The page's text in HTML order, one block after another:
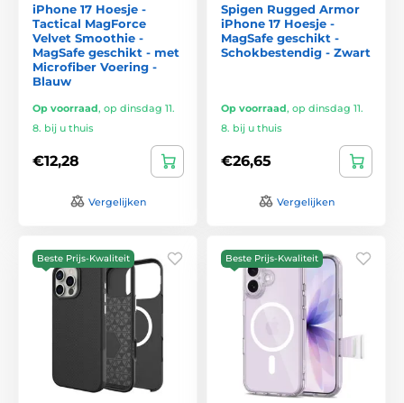
iPhone 17 Hoesje -
Tactical MagForce
Velvet Smoothie -
MagSafe geschikt - met
Microfiber Voering -
Blauw
Op voorraad, op dinsdag 11.
8. bij u thuis
€12,28
Vergelijken
Spigen Rugged Armor
iPhone 17 Hoesje -
MagSafe geschikt -
Schokbestendig - Zwart
Op voorraad, op dinsdag 11.
8. bij u thuis
€26,65
Vergelijken
Beste Prijs-Kwaliteit Beste Prijs-Kwaliteit